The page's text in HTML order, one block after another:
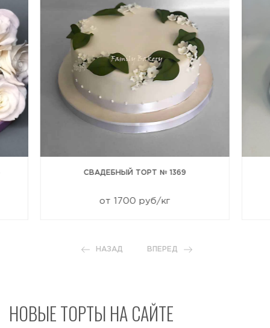
СВАДЕБНЫЙ ТОРТ № 1369
от 1700 руб/кг
НАЗАД ВПЕРЕД
НОВЫЕ ТОРТЫ НА САЙТЕ